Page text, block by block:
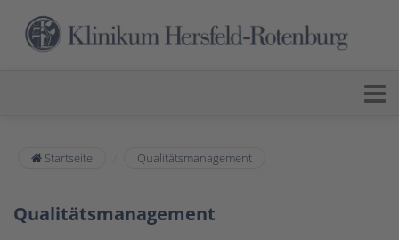
Startseite Qualitätsmanagement
Qualitätsmanagement